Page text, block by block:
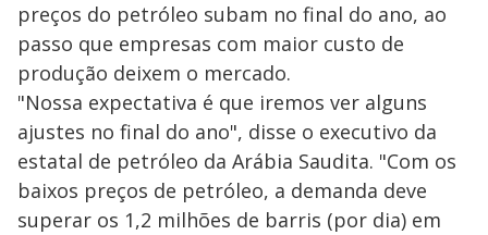
preços do petróleo subam no final do ano, ao
passo que empresas com maior custo de
produção deixem o mercado.
"Nossa expectativa é que iremos ver alguns
ajustes no final do ano", disse o executivo da
estatal de petróleo da Arábia Saudita. "Com os
baixos preços de petróleo, a demanda deve
superar os 1,2 milhões de barris (por dia) em